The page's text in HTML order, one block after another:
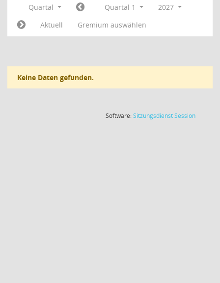
Quartal Quartal 1
2027
Aktuell
Gremium auswählen
Keine Daten gefunden.
Software:SitzungsdienstSession(Wird in